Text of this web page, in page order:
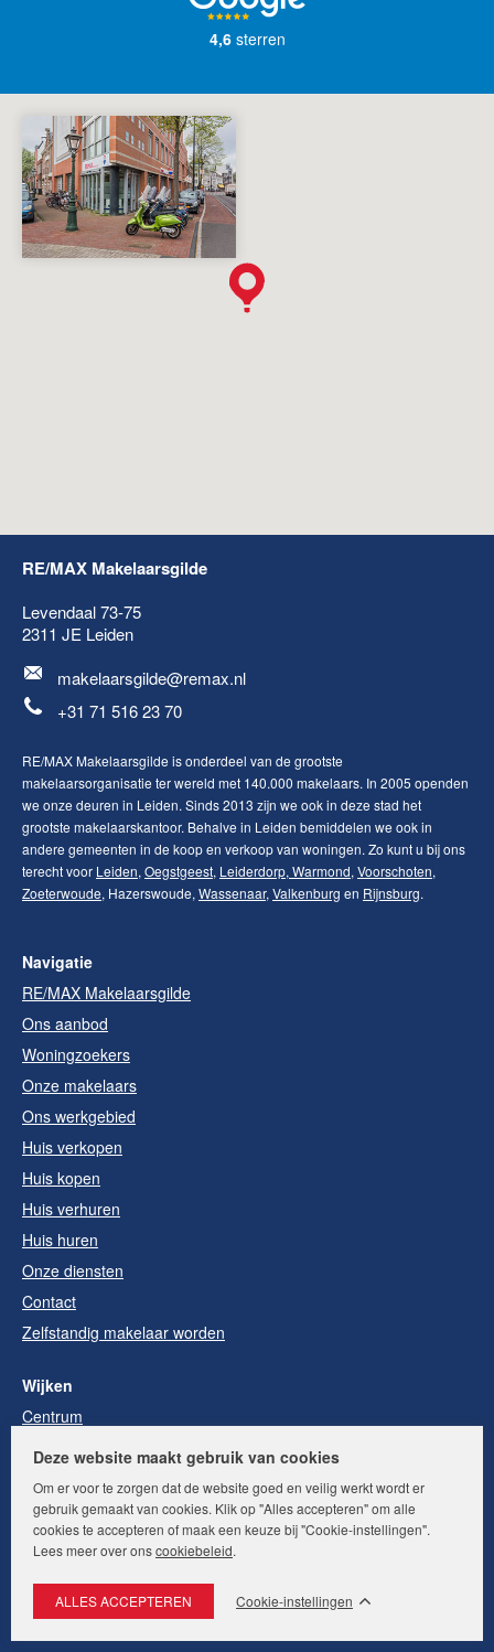
4,6sterren
RE/MAX Makelaarsgilde
Levendaal 73-75
2311 JE Leiden
makelaarsgilde@remax.nl
+31 71 516 23 70
RE/MAX Makelaarsgilde is onderdeel van de grootste
makelaarsorganisatie ter wereld met 140.000 makelaars. In 2005 openden
we onze deuren in Leiden. Sinds 2013 zijn we ook in deze stad het
grootste makelaarskantoor. Behalve in Leiden bemiddelen we ook in
andere gemeenten in de koop en verkoop van woningen. Zo kunt u bij ons
terecht voor Leiden, Oegstgeest, Leiderdorp, Warmond, Voorschoten,
Zoeterwoude, Hazerswoude, Wassenaar, Valkenburg en Rijnsburg.
Navigatie
RE/MAX Makelaarsgilde
Ons aanbod
Woningzoekers
Onze makelaars
Ons werkgebied
Huis verkopen
Huis kopen
Huis verhuren
Huis huren
Onze diensten
Contact
Zelfstandig makelaar worden
Wijken
Centrum
Haagwegkwartier - Schrijversbuurt
Hoge en Lage Mors
De Kooi
Leiden-Noord
Pieterswijk
Deze website maakt gebruik van cookies
Om er voor te zorgen dat de website goed en veilig werkt wordt er
gebruik gemaakt van cookies. Klik op "Alles accepteren" om alle
cookies te accepteren of maak een keuze bij "Cookie-instellingen".
Lees meer over onscookiebeleid.
Cookie-instellingen